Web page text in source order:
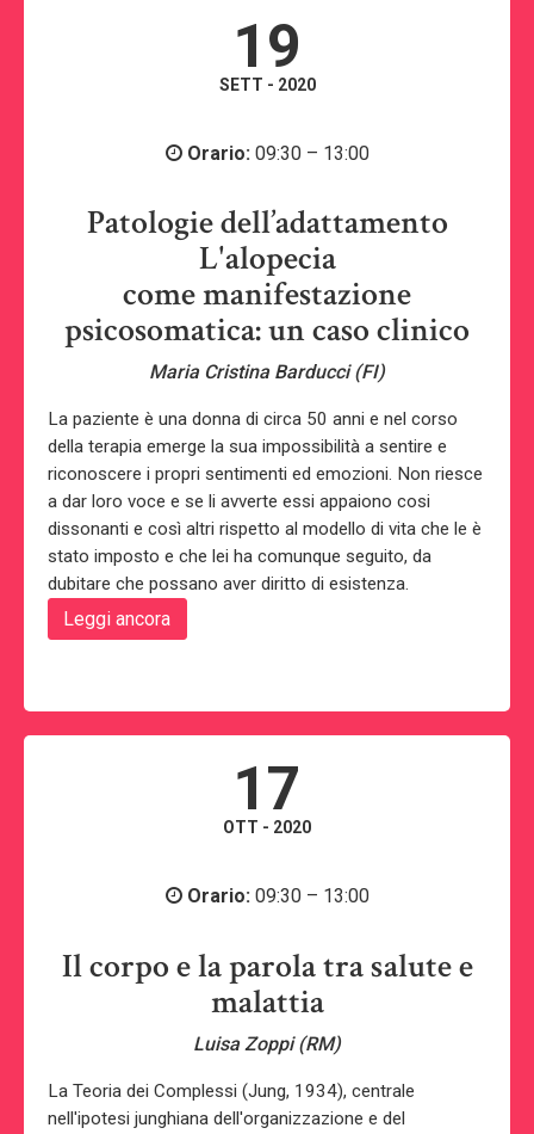
19
SETT - 2020
Orario: 09:30 – 13:00
Patologie dell’adattamento
L'alopecia
come manifestazione
psicosomatica: un caso clinico
Maria Cristina Barducci (FI)
La paziente è una donna di circa 50 anni e nel corso
della terapia emerge la sua impossibilità a sentire e
riconoscere i propri sentimenti ed emozioni. Non riesce
a dar loro voce e se li avverte essi appaiono cosi
dissonanti e così altri rispetto al modello di vita che le è
stato imposto e che lei ha comunque seguito, da
dubitare che possano aver diritto di esistenza.
Leggi ancora
17
OTT - 2020
Orario:09:30 – 13:00
Il corpo e la parola tra salute e
malattia
Luisa Zoppi (RM)
La Teoria dei Complessi (Jung, 1934), centrale
nell'ipotesi junghiana dell'organizzazione e del